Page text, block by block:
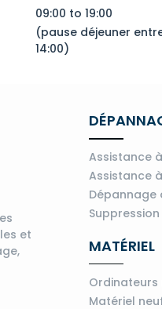
09:00 to 19:00
(pause déjeuner
14:00)
et
Assistance
Assistance
Dépannage
MATÉRIEL
Matériel